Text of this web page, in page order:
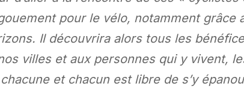
pour le vélo, notamment grâce
Il découvrira alors tous les
villes et aux personnes qui y vivent,
et chacun est libre de s’y